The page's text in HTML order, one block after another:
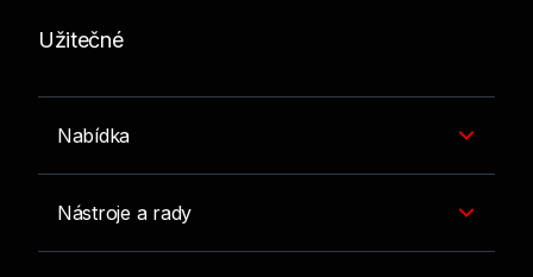
Užitečné
Nabídka
Nástroje a rady